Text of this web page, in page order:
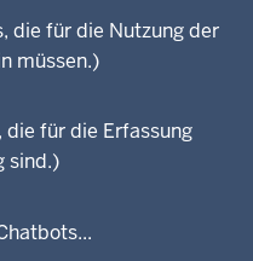
die für die Nutzung der
müssen.)
für die Erfassung
sind.)